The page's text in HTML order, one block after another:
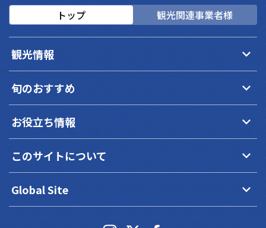
トップ 観光関連事業者様
観光情報 keyboard_arrow_down
旬のおすすめ keyboard_arrow_down
お役立ち情報 keyboard_arrow_down
このサイトについて keyboard_arrow_down
Global Site keyboard_arrow_down